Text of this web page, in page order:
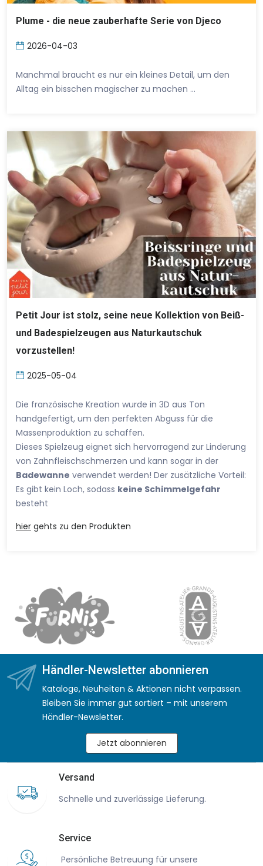
Plume - die neue zauberhafte Serie von Djeco
2026-04-03
Manchmal braucht es nur ein kleines Detail, um den
Alltag ein bisschen magischer zu machen …
Petit Jour ist stolz, seine neue Kollektion von Beiß-
und Badespielzeugen aus Naturkautschuk
vorzustellen!
2025-05-04
Die französische Kreation wurde in 3D aus Ton
handgefertigt, um den perfekten Abguss für die
Massenproduktion zu schaffen.
Dieses Spielzeug eignet sich hervorragend zur Linderung
von Zahnfleischschmerzen und kann sogar in der
Badewanne verwendet werden! Der zusätzliche Vorteil:
Es gibt kein Loch, sodass keine Schimmelgefahr
besteht
hier gehts zu den Produkten
Händler-Newsletter abonnieren
Kataloge, Neuheiten & Aktionen nicht verpassen.
Bleiben Sie immer gut sortiert – mit unserem
Händler-Newsletter.
Jetzt abonnieren
Versand
Schnelle und zuverlässige Lieferung.
Service
Persönliche Betreuung für unsere